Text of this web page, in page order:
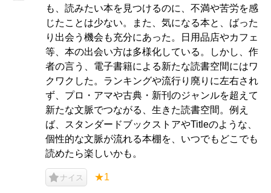
も、読みたい本を見つけるのに、不満や苦労を感
じたことは少ない。また、気になる本と、ばった
り出会う機会も充分にあった。日用品店やカフェ
等、本の出会い方は多様化している。しかし、作
者の言う、電子書籍による新たな読書空間にはワ
クワクした。ランキングや流行り廃りに左右され
ず、プロ・アマや古典・新刊のジャンルを超えて
新たな文脈でつながる、生きた読書空間。例え
ば、スタンダードブックストアやTitleのような、
個性的な文脈が流れる本棚を、いつでもどこでも
読めたら楽しいかも。
ナイス ★1